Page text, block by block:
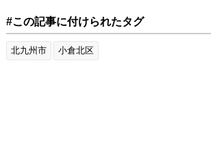
#この記事に付けられたタグ
北九州市 小倉北区